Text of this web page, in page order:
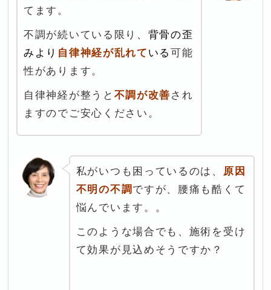
てます。
不調が続いている限り、 背骨の歪
みより 自律神経が乱れて いる可能
性があります。
自律神経が整うと 不調が改善 され
ますのでご安心ください。
私がいつも困っているのは、
原因
不明の不調 ですが、腰痛も酷くて
悩んでいます。。
このような場合でも、施術 を受け
て効果が見込めそうですか？